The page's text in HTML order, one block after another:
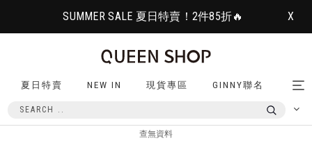
SUMMER SALE 夏日特賣！2件85折🔥 X
夏日特賣 NEW IN 現貨專區 GINNY聯名
查無資料